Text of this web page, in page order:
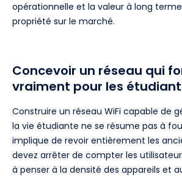
opérationnelle et la valeur à long
propriété sur le marché.
Concevoir un réseau qui
vraiment pour les
Construire un réseau WiFi capable de
la vie étudiante ne se résume pas à
implique de revoir entièrement les
devez arrêter de compter les
à penser à la densité des appareils et